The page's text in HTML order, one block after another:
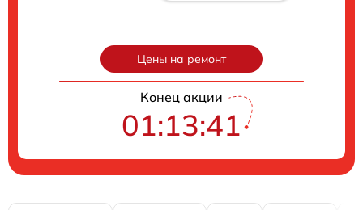
Цены на ремонт
Конец акции
01:13:40